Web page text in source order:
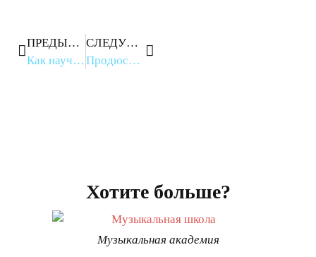
ПРЕДЫДУЩЕЕ
Как научить ребёнка играть на гитаре: гид для родителей
СЛЕДУЮЩЕЕ
Продюсерский центр в разных городах: как выбрать команду для артиста
Хотите больше?
Музыкальная академия